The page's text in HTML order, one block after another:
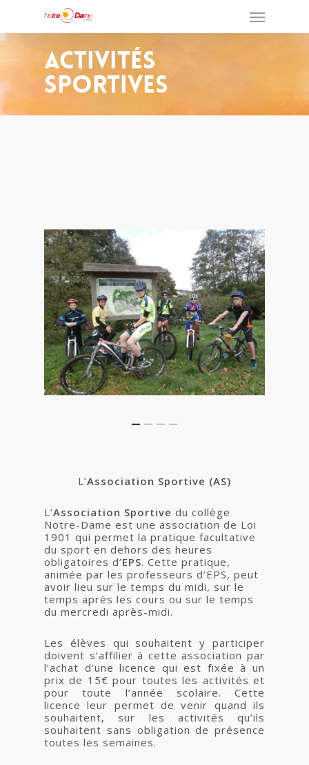
Activités
Sportives
L’Association Sportive (AS)
L’Association Sportive du collège
Notre-Dame est une association de Loi
1901 qui permet la pratique facultative
du sport en dehors des heures
obligatoires d’EPS. Cette pratique,
animée par les professeurs d’EPS, peut
avoir lieu sur le temps du midi, sur le
temps après les cours ou sur le temps
du mercredi après-midi.
Les élèves qui souhaitent y participer
doivent s’affilier à cette association par
l’achat d’une licence qui est fixée à un
prix de 15€ pour toutes les activités et
pour toute l’année scolaire. Cette
licence leur permet de venir quand ils
souhaitent, sur les activités qu’ils
souhaitent sans obligation de présence
toutes les semaines.